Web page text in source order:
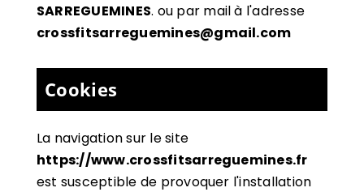
SARREGUEMINES. ou par mail à l'adresse
crossfitsarreguemines@gmail.com
Cookies
La navigation sur le site
https://www.crossfitsarreguemines.fr
est susceptible de provoquer l'installation